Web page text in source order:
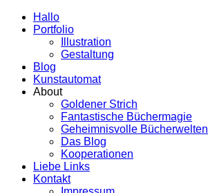
Hallo
Portfolio
Illustration
Gestaltung
Blog
Kunstautomat
About
Goldener Strich
Fantastische Büchermagie
Geheimnisvolle Bücherwelten
Das Blog
Kooperationen
Liebe Links
Kontakt